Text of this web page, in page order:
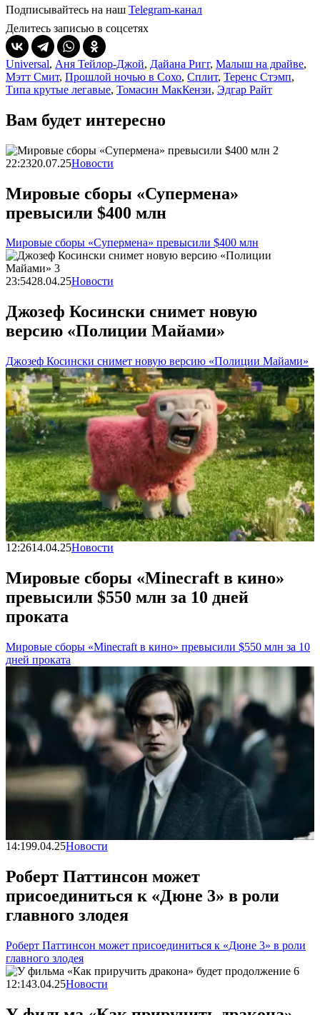
Подписывайтесь на наш Telegram-канал
Делитесь записью в соцсетях
Universal, Аня Тейлор-Джой, Дайана Ригг, Малыш на драйве,
Мэтт Смит, Прошлой ночью в Сохо, Сплит, Теренс Стэмп,
Типа крутые легавые, Томасин МакКензи, Эдгар Райт
Вам будет интересно
22:2320.07.25Новости
Мировые сборы «Супермена»
превысили $400 млн
Мировые сборы «Супермена» превысили $400 млн
23:5428.04.25Новости
Джозеф Косински снимет новую
версию «Полиции Майами»
Джозеф Косински снимет новую версию «Полиции Майами»
12:2614.04.25Новости
Мировые сборы «Minecraft в кино»
превысили $550 млн за 10 дней
проката
Мировые сборы «Minecraft в кино» превысили $550 млн за 10
дней проката
14:199.04.25Новости
Роберт Паттинсон может
присоединиться к «Дюне 3» в роли
главного злодея
Роберт Паттинсон может присоединиться к «Дюне 3» в роли
главного злодея
12:143.04.25Новости